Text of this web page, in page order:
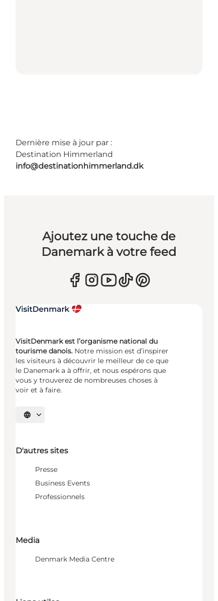
Dernière mise à jour par :
Destination Himmerland
info@destinationhimmerland.dk
Ajoutez une touche de
Danemark à votre feed
VisitDenmark est l’organisme national du
tourisme danois. Notre mission est d’inspirer
les visiteurs à découvrir le meilleur de ce que
le Danemark a à offrir, et nous espérons que
vous y trouverez de nombreuses choses à
voir et à faire.
Choisissez la langue
D'autres sites
Presse
Business Events
Professionnels
Media
Denmark Media Centre